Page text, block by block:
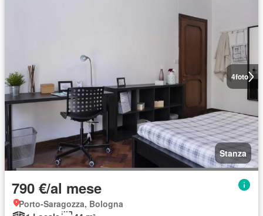
4foto
Stanza
790 €/al mese
Porto-Saragozza, Bologna